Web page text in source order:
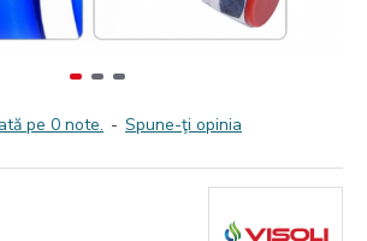
pe 0 note. - Spune-ţi opinia